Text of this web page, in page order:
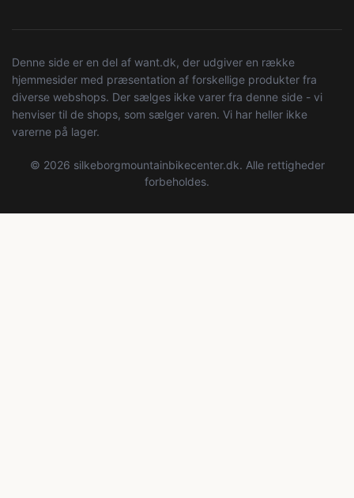
Denne side er en del af want.dk, der udgiver en række
hjemmesider med præsentation af forskellige produkter fra
diverse webshops. Der sælges ikke varer fra denne side - vi
henviser til de shops, som sælger varen. Vi har heller ikke
varerne på lager.
© 2026 silkeborgmountainbikecenter.dk. Alle rettigheder
forbeholdes.